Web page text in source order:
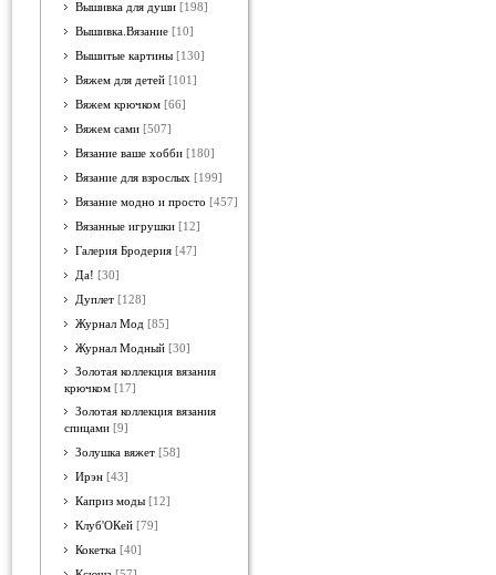
Вышивка для души [198]
Вышивка.Вязание [10]
Вышитые картины [130]
Вяжем для детей [101]
Вяжем крючком [66]
Вяжем сами [507]
Вязание ваше хобби [180]
Вязание для взрослых [199]
Вязание модно и просто [457]
Вязанные игрушки [12]
Галерия Бродерия [47]
Да! [30]
Дуплет [128]
Журнал Мод [85]
Журнал Модный [30]
Золотая коллекция вязания
крючком [17]
Золотая коллекция вязания
спицами [9]
Золушка вяжет [58]
Ирэн [43]
Каприз моды [12]
Клуб'ОКей [79]
Кокетка [40]